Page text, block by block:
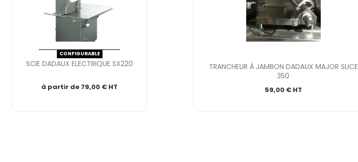
Aperçu rapide
CONFIGURABLE
SCIE DADAUX ELECTRIQUE SX220
à partir de 79,00 € HT
TRANCHEUR À JAMBON DADAUX MAJOR SLICE
350
59,00 € HT